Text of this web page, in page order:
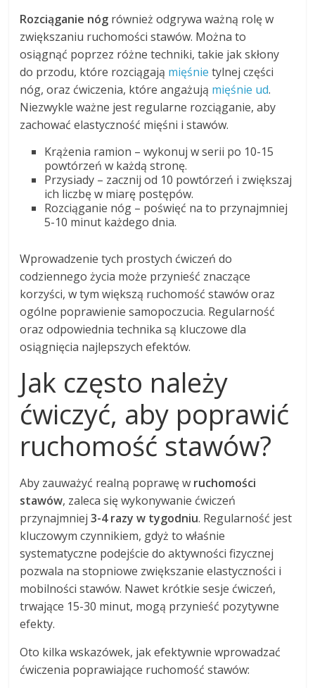
Rozciąganie nóg również odgrywa ważną rolę w
zwiększaniu ruchomości stawów. Można to
osiągnąć poprzez różne techniki, takie jak skłony
do przodu, które rozciągają mięśnie tylnej części
nóg, oraz ćwiczenia, które angażują mięśnie ud.
Niezwykle ważne jest regularne rozciąganie, aby
zachować elastyczność mięśni i stawów.
Krążenia ramion – wykonuj w serii po 10-15
powtórzeń w każdą stronę.
Przysiady – zacznij od 10 powtórzeń i zwiększaj
ich liczbę w miarę postępów.
Rozciąganie nóg – poświęć na to przynajmniej
5-10 minut każdego dnia.
Wprowadzenie tych prostych ćwiczeń do
codziennego życia może przynieść znaczące
korzyści, w tym większą ruchomość stawów oraz
ogólne poprawienie samopoczucia. Regularność
oraz odpowiednia technika są kluczowe dla
osiągnięcia najlepszych efektów.
Jak często należy
ćwiczyć, aby poprawić
ruchomość stawów?
Aby zauważyć realną poprawę w ruchomości
stawów, zaleca się wykonywanie ćwiczeń
przynajmniej3-4 razy w tygodniu. Regularność jest
kluczowym czynnikiem, gdyż to właśnie
systematyczne podejście do aktywności fizycznej
pozwala na stopniowe zwiększanie elastyczności i
mobilności stawów. Nawet krótkie sesje ćwiczeń,
trwające 15-30 minut, mogą przynieść pozytywne
efekty.
Oto kilka wskazówek, jak efektywnie wprowadzać
ćwiczenia poprawiające ruchomość stawów: